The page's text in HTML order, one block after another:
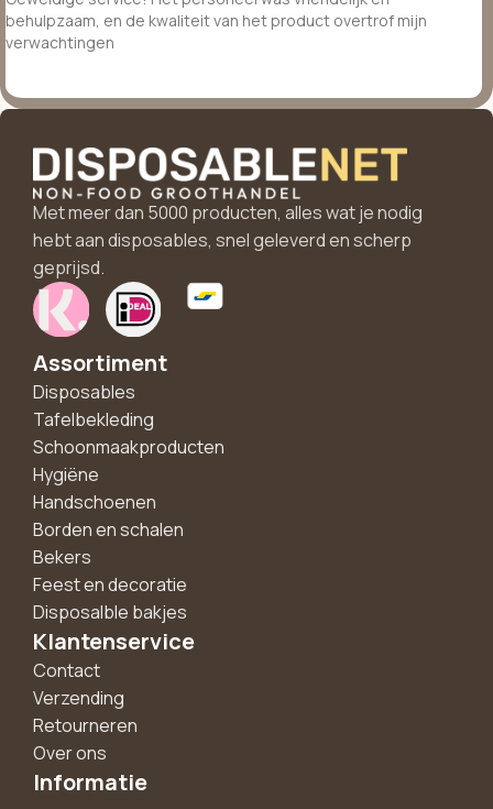
behulpzaam, en de kwaliteit van het product overtrof mijn
verwachtingen
Met meer dan 5000 producten, alles wat je nodig
hebt aan disposables, snel geleverd en scherp
geprijsd.
Assortiment
Disposables
Tafelbekleding
Schoonmaakproducten
Hygiëne
Handschoenen
Borden en schalen
Bekers
Feest en decoratie
Disposalble bakjes
Klantenservice
Contact
Verzending
Retourneren
Over ons
Informatie